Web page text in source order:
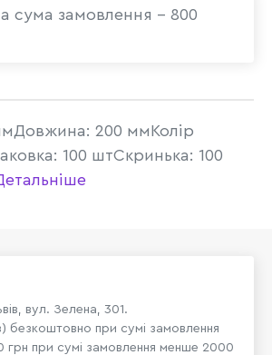
сума замовлення - 800
200 ммКолір
100 штСкринька: 100
вул. Зелена, 301.
безкоштовно при сумі замовлення
грн при сумі замовлення менше 2000